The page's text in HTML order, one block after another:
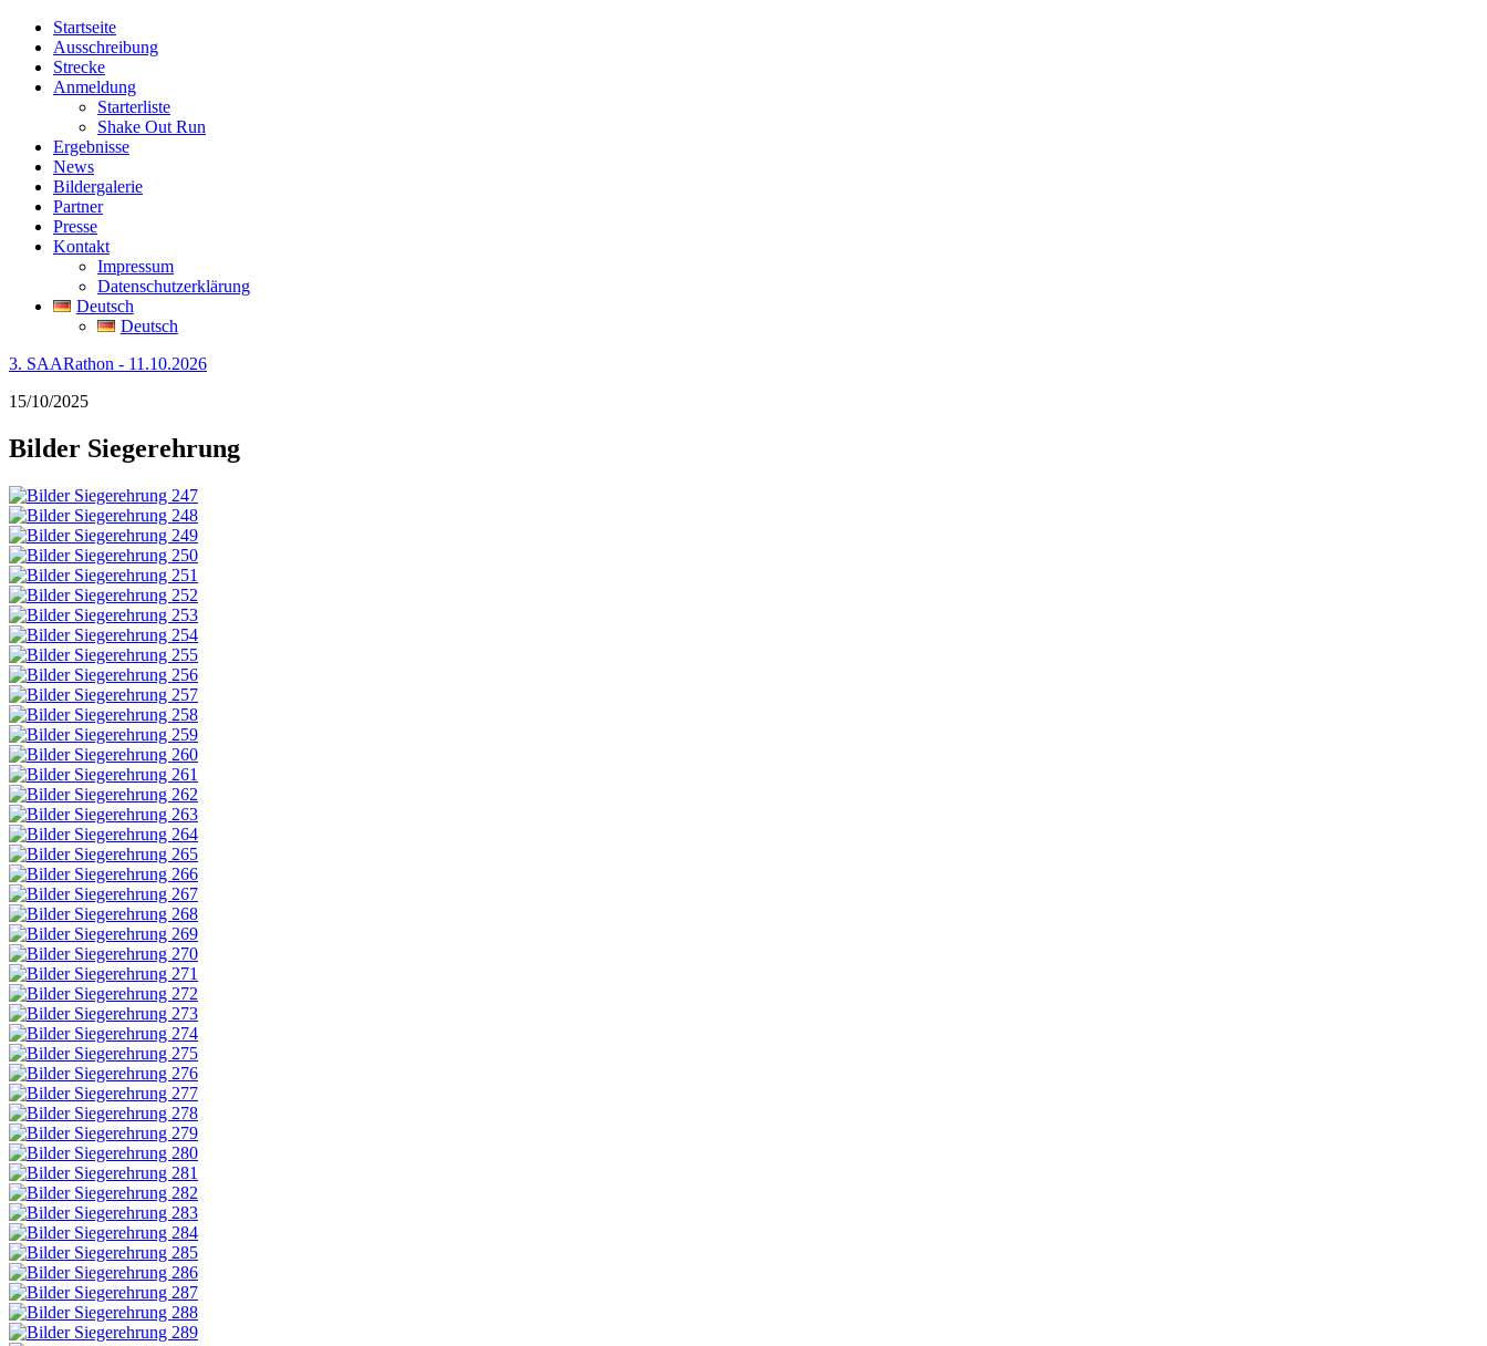
Startseite
Ausschreibung
Strecke
Anmeldung
Starterliste
Shake Out Run
Ergebnisse
News
Bildergalerie
Partner
Presse
Kontakt
Impressum
Datenschutzerklärung
Deutsch
Deutsch
3. SAARathon - 11.10.2026
15/10/2025
Bilder Siegerehrung